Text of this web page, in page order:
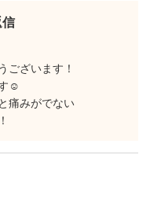
信
ございます！
☺
痛みがでない